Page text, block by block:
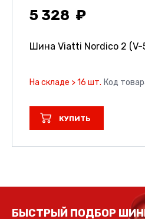
5 328
Шина Viatti Nordico 2 (V-
На складе > 16 шт. Код
КУПИТЬ
БЫСТРЫЙ ПОДБОР